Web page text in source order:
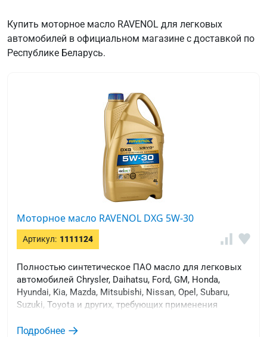
Купить моторное масло RAVENOL для легковых
автомобилей в официальном магазине с доставкой по
Республике Беларусь.
Моторное масло RAVENOL DXG 5W-30
Артикул: 1111124
Полностью синтетическое ПАО масло для легковых
автомобилей Chrysler, Daihatsu, Ford, GM, Honda,
Hyundai, Kia, Mazda, Mitsubishi, Nissan, Opel, Subaru,
Suzuki, Toyota и других, требующих применения
dexos® 1 Gen 3 или ILSAC GF-6A / ILSAC GF-7A , API SP /
Подробнее